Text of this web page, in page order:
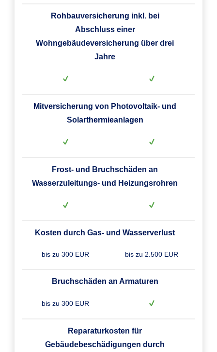
Rohbauversicherung inkl. bei
Abschluss einer
Wohngebäudeversicherung über drei
Jahre
Mitversicherung von Photovoltaik- und
Solarthermieanlagen
Frost- und Bruchschäden an
Wasserzuleitungs- und Heizungsrohren
Kosten durch Gas- und Wasserverlust
bis zu 300 EUR bis zu 2.500 EUR
Bruchschäden an Armaturen
bis zu 300 EUR
Reparaturkosten für
Gebäudebeschädigungen durch